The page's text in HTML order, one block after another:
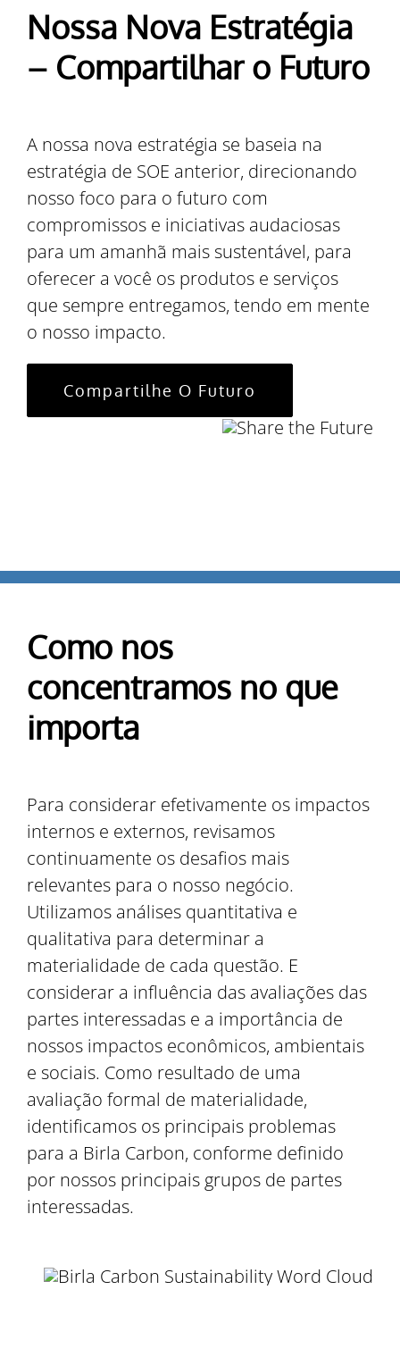
Nossa Nova Estratégia
– Compartilhar o Futuro
A nossa nova estratégia se baseia na
estratégia de SOE anterior, direcionando
nosso foco para o futuro com
compromissos e iniciativas audaciosas
para um amanhã mais sustentável, para
oferecer a você os produtos e serviços
que sempre entregamos, tendo em mente
o nosso impacto.
Compartilhe O Futuro
Como nos
concentramos no que
importa
Para considerar efetivamente os impactos
internos e externos, revisamos
continuamente os desafios mais
relevantes para o nosso negócio.
Utilizamos análises quantitativa e
qualitativa para determinar a
materialidade de cada questão. E
considerar a influência das avaliações das
partes interessadas e a importância de
nossos impactos econômicos, ambientais
e sociais. Como resultado de uma
avaliação formal de materialidade,
identificamos os principais problemas
para a Birla Carbon, conforme definido
por nossos principais grupos de partes
interessadas.